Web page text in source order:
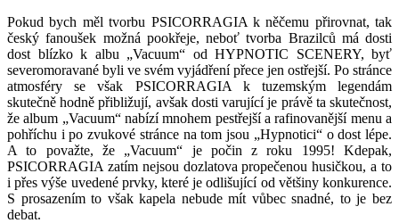
Pokud bych měl tvorbu PSICORRAGIA k něčemu přirovnat, tak
český fanoušek možná pookřeje, neboť tvorba Brazilců má dosti
dost blízko k albu „Vacuum“ od HYPNOTIC SCENERY, byť
severomoravané byli ve svém vyjádření přece jen ostřejší. Po stránce
atmosféry se však PSICORRAGIA k tuzemským legendám
skutečně hodně přibližují, avšak dosti varující je právě ta skutečnost,
že album „Vacuum“ nabízí mnohem pestřejší a rafinovanější menu a
pohříchu i po zvukové stránce na tom jsou „Hypnotici“ o dost lépe.
A to považte, že „Vacuum“ je počin z roku 1995! Kdepak,
PSICORRAGIA zatím nejsou dozlatova propečenou husičkou, a to
i přes výše uvedené prvky, které je odlišující od většiny konkurence.
S prosazením to však kapela nebude mít vůbec snadné, to je bez
debat.